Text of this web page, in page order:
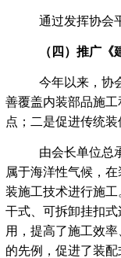
通过发挥协会
（ 四 ）推广《
今年以来，协
善覆盖内装部品施
点；二是促进传统
由会长单位总
属于海洋性气候，
装施工技术进行施
干式、可拆卸挂扣
用，提高了施工效
的先例，促进了装